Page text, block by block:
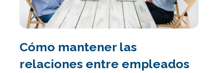
Cómo mantener las
relaciones entre empleados